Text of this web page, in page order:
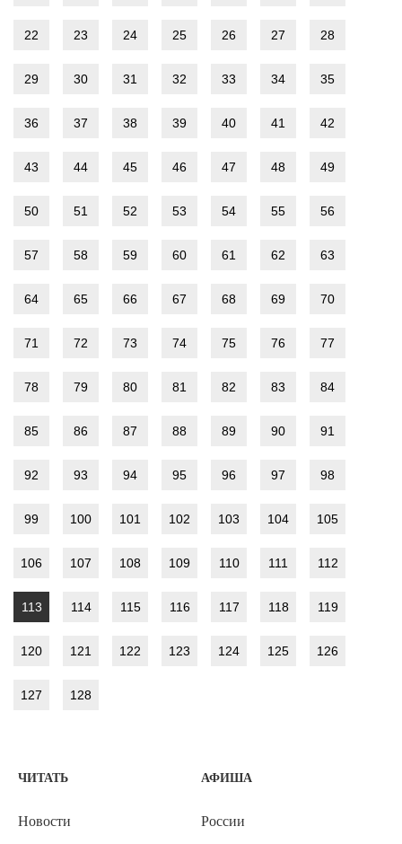
22 23 24 25 26 27 28
29 30 31 32 33 34 35
36 37 38 39 40 41 42
43 44 45 46 47 48 49
50 51 52 53 54 55 56
57 58 59 60 61 62 63
64 65 66 67 68 69 70
71 72 73 74 75 76 77
78 79 80 81 82 83 84
85 86 87 88 89 90 91
92 93 94 95 96 97 98
99 100 101 102 103 104 105
106 107 108 109 110 111 112
113 114 115 116 117 118 119
120 121 122 123 124 125 126
127 128
ЧИТАТЬ
Новости
АФИША
России